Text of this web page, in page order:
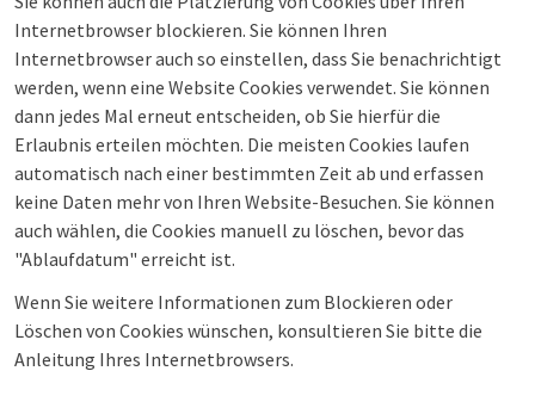
Internetbrowser blockieren. Sie können Ihren
Internetbrowser auch so einstellen, dass Sie benachrichtigt
werden, wenn eine Website Cookies verwendet. Sie können
dann jedes Mal erneut entscheiden, ob Sie hierfür die
Erlaubnis erteilen möchten. Die meisten Cookies laufen
automatisch nach einer bestimmten Zeit ab und erfassen
keine Daten mehr von Ihren Website-Besuchen. Sie können
auch wählen, die Cookies manuell zu löschen, bevor das
"Ablaufdatum" erreicht ist.
Wenn Sie weitere Informationen zum Blockieren oder
Löschen von Cookies wünschen, konsultieren Sie bitte die
Anleitung Ihres Internetbrowsers.